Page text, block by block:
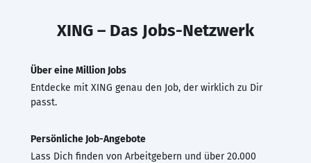
XING – Das Jobs-Netzwerk
Über eine Million Jobs
Entdecke mit XING genau den Job, der wirklich zu Dir
passt.
Persönliche Job-Angebote
Lass Dich finden von Arbeitgebern und über 20.000